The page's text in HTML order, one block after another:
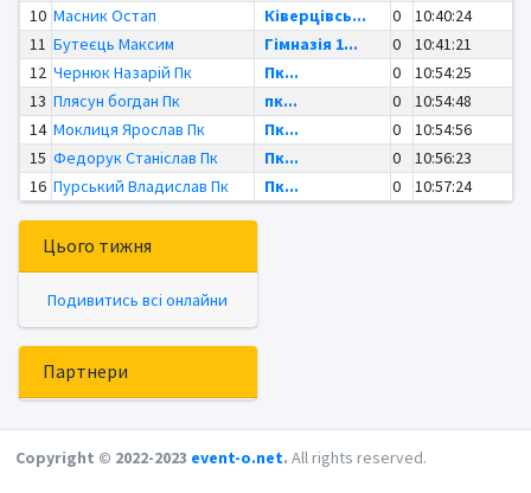
10 Масник Остап Ківерцівсь... 0
10:40:24
11 Бутеєць Максим Гімназія 1... 0
10:41:21
12 Чернюк Назарій Пк Пк... 0
10:54:25
13 Плясун богдан Пк пк... 0
10:54:48
14 Моклиця Ярослав Пк Пк... 0
10:54:56
15 Федорук Станіслав Пк Пк... 0
10:56:23
16 Пурський Владислав Пк Пк... 0 10:57:24
Цього тижня
Подивитись всі онлайни
Партнери
Copyright © 2022-2023 event-o.net. All rights reserved.